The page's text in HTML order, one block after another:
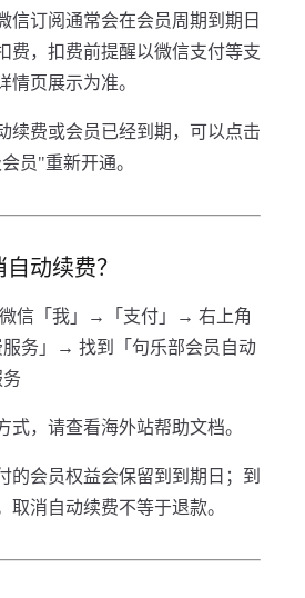
信订阅通常会在会员周期到期日
费，扣费前提醒以微信支付等支
情页展示为准。
续费或会员已经到期，可以点击
员"重新开通。
动续费？
信「我」→「支付」→ 右上角
务」→ 找到「句乐部会员自动
式，请查看海外站帮助文档。
的会员权益会保留到到期日；到
取消自动续费不等于退款。